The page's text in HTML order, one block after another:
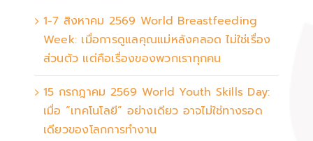
1-7 สิงหาคม 2569 World Breastfeeding
Week: เมื่อการดูแลคุณแม่หลังคลอด ไม่ใช่เรื่อง
ส่วนตัว แต่คือเรื่องของพวกเราทุกคน
15 กรกฎาคม 2569 World Youth Skills Day:
เมื่อ “เทคโนโลยี” อย่างเดียว อาจไม่ใช่ทางรอด
เดียวของโลกการทำงาน